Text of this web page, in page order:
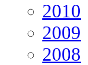
2010
2009
2008